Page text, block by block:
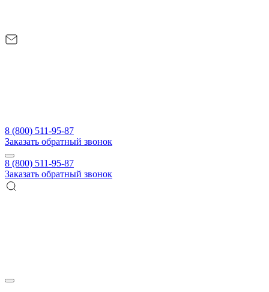
8 (800) 511-95-87
Заказать обратный звонок
8 (800) 511-95-87
Заказать обратный звонок